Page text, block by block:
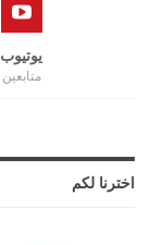
يوتيوب
متابعين
اخترنا لكم